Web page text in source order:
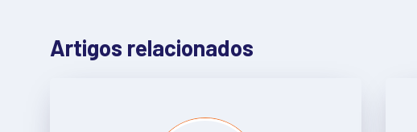
Artigos relacionados